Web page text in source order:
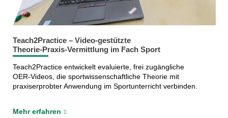
Teach2Practice – Video‑gestützte
Theorie‑Praxis‑Vermittlung im Fach Sport
Teach2Practice entwickelt evaluierte, frei zugängliche
OER‑Videos, die sportwissenschaftliche Theorie mit
praxiserprobter Anwendung im Sportunterricht verbinden.
Mehr erfahren